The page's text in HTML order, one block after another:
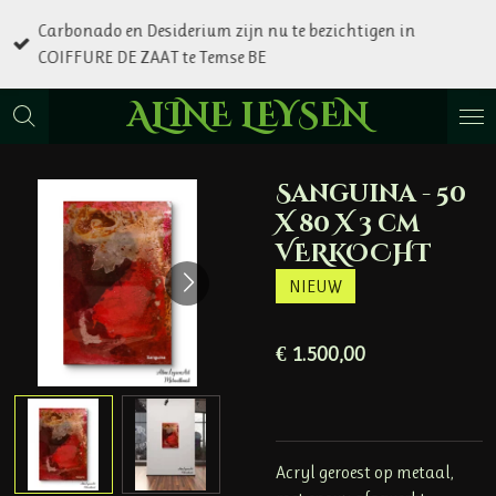
direct
de
hoofdinhoud
ALINE LEYSEN
Carbonado en Desiderium zijn nu te bezichtigen in
COIFFURE DE ZAAT te Temse BE
Sanguina - 50
X 80 X 3 cm
VERKOCHT
NIEUW
€ 1.500,00
Acryl geroest op metaal,